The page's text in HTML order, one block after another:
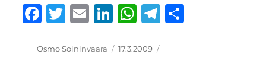
F
c
T
it
E
ai
Li
k
W
at
T
e
Kirjoittaja
Osmo Soininvaara Julkaistu
17.3.2009